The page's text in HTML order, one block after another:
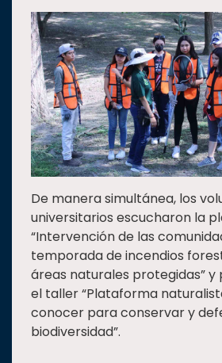
De manera simultánea, los
universitarios escucharon la
“Intervención de las
temporada de incendios
áreas naturales protegidas”
el taller “Plataforma
conocer para conservar y
biodiversidad”.